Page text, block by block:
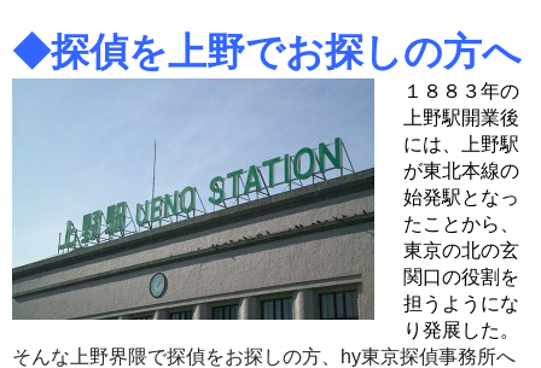
◆探偵を上野でお探しの方へ
１８８３年の
上野駅開業後
には、上野駅
が東北本線の
始発駅となっ
たことから、
東京の北の玄
関口の役割を
担うようにな
り発展した。
そんな上野界隈で探偵をお探しの方、hy東京探偵事務所へ